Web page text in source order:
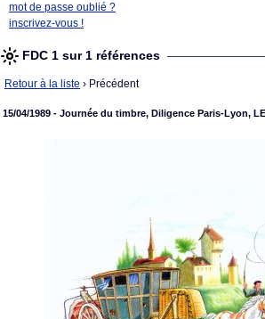
mot de passe oublié ?
inscrivez-vous !
FDC 1 sur 1 références
Retour à la liste › Précédent
15/04/1989 - Journée du timbre, Diligence Paris-Lyon,